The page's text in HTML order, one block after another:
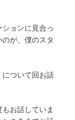
ョンに見合っ
が、僕のスタ
について回お話
お話していま